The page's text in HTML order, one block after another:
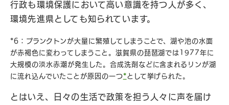
行政も環境保護において高い意識を持つ人が多く、
環境先進県としても知られています。
*6：プランクトンが大量に繁殖してしまうことで、湖や池の水面
が赤褐色に変わってしまうこと。滋賀県の琵琶湖では1977年に
大規模の淡水赤潮が発生した。合成洗剤などに含まれるリンが湖
に流れ込んでいたことが原因の一つ*として挙げられた。
とはいえ、日々の生活で政策を担う人々に声を届け